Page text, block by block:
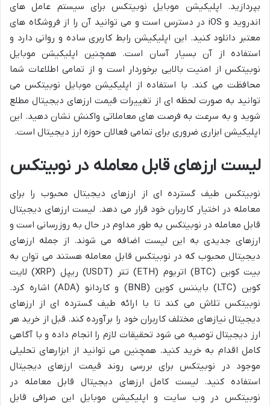
بپردازید. اپلیکیشن موبایل نوبیتکس برای سیستم عامل های
اندروید و iOS در دسترس است و می توانید آن را از فروشگاه های
معتبر دانلود کنید. این اپلیکیشن رابط کاربری ساده و روانی دارد و
استفاده از آن بسیار آسان است. همچنین اپلیکیشن موبایل
نوبیتکس از امنیت بالایی برخوردار است و از تمامی اطلاعات شما
محافظت می کند. با استفاده از اپلیکیشن موبایل نوبیتکس می
توانید به صورت لحظه ای از تغییرات قیمت ارزهای دیجیتال مطلع
شوید و به سرعت به فرصت های معاملاتی واکنش نشان دهید. این
اپلیکیشن ابزاری ضروری برای تمامی فعالان حوزه ارز دیجیتال است.
لیست ارزهای قابل معامله در نوبیتکس
نوبیتکس طیف گسترده ای از ارزهای دیجیتال محبوب را برای
معامله در اختیار کاربران خود قرار می دهد. لیست ارزهای دیجیتال
قابل معامله در نوبیتکس به طور مداوم در حال به روزرسانی است و
ارزهای جدیدی به این لیست اضافه می شوند. از جمله ارزهای
دیجیتال محبوب که در نوبیتکس قابل معامله هستند می توان به
بیت کوین (BTC) اتریوم (ETH) تتر (USDT) ریپل (XRP) لایت
کوین (LTC) بایننس کوین (BNB) و کاردانو (ADA) اشاره کرد.
نوبیتکس تلاش می کند تا با ارائه طیف گسترده ای از ارزهای
دیجیتال نیازهای مختلف کاربران خود را برآورده کند. قبل از خرید هر
ارز دیجیتال توصیه می شود تحقیقات لازم را انجام داده و با آگاهی
کامل اقدام به خرید کنید. همچنین می توانید از ابزارهای تحلیلی
موجود در نوبیتکس برای بررسی روند قیمت ارزهای دیجیتال
استفاده کنید. لیست کامل ارزهای دیجیتال قابل معامله در
نوبیتکس در وب سایت و اپلیکیشن موبایل این صرافی قابل